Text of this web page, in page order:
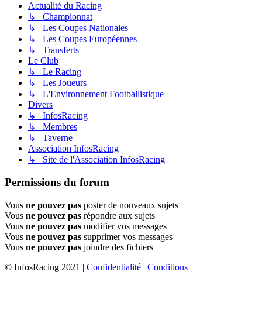
Actualité du Racing
↳ Championnat
↳ Les Coupes Nationales
↳ Les Coupes Européennes
↳ Transferts
Le Club
↳ Le Racing
↳ Les Joueurs
↳ L'Environnement Footballistique
Divers
↳ InfosRacing
↳ Membres
↳ Taverne
Association InfosRacing
↳ Site de l'Association InfosRacing
Permissions du forum
Vous ne pouvez pas poster de nouveaux sujets
Vous ne pouvez pas répondre aux sujets
Vous ne pouvez pas modifier vos messages
Vous ne pouvez pas supprimer vos messages
Vous ne pouvez pas joindre des fichiers
© InfosRacing 2021 | Confidentialité | Conditions